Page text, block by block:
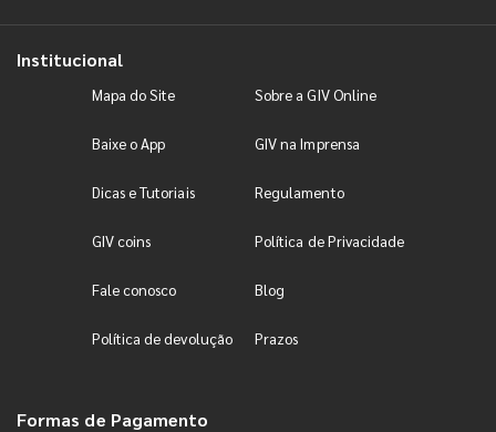
Institucional
Mapa do Site Sobre a GIV Online
Baixe o App GIV na Imprensa
Dicas e Tutoriais Regulamento
GIV coins Política de Privacidade
Fale conosco Blog
Política de devolução Prazos
Formas de Pagamento